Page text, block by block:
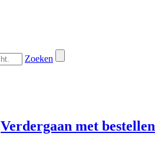
Zoeken
Verdergaan met bestellen